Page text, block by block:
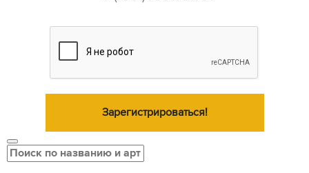
Зарегистрироваться!